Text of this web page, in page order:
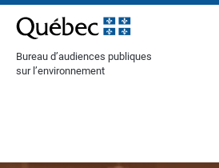
[Common.SkipToContent]
Bureau d’audiences publiques
sur l’environnement